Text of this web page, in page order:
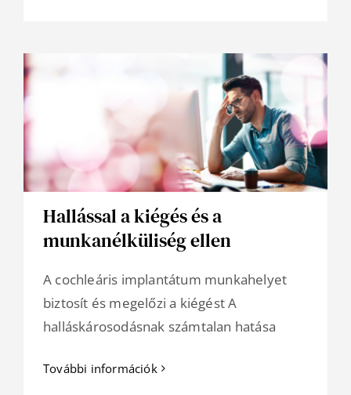
Hallással a kiégés és a
munkanélküliség ellen
A cochleáris implantátum munkahelyet
biztosít és megelőzi a kiégést A
halláskárosodásnak számtalan hatása
További információk